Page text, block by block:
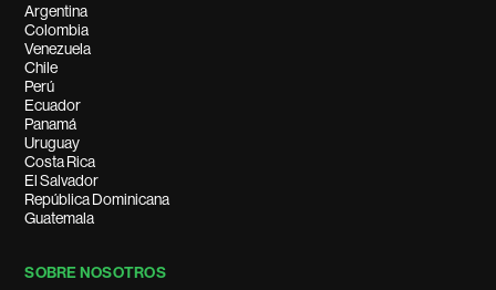
Argentina
Colombia
Venezuela
Chile
Perú
Ecuador
Panamá
Uruguay
Costa Rica
El Salvador
República Dominicana
Guatemala
SOBRE NOSOTROS